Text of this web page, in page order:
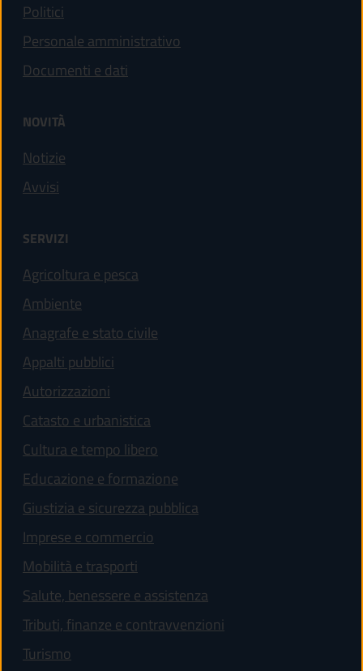
Politici
Personale amministrativo
Documenti e dati
NOVITÀ
Notizie
Avvisi
SERVIZI
Agricoltura e pesca
Ambiente
Anagrafe e stato civile
Appalti pubblici
Autorizzazioni
Catasto e urbanistica
Cultura e tempo libero
Educazione e formazione
Giustizia e sicurezza pubblica
Imprese e commercio
Mobilità e trasporti
Salute, benessere e assistenza
Tributi, finanze e contravvenzioni
Turismo